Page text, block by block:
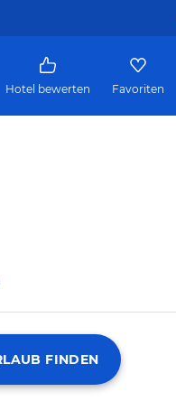
Hotel bewerten Favoriten